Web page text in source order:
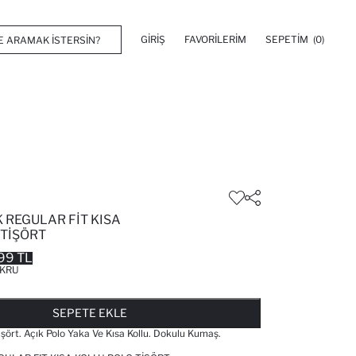
GIRIŞ FAVORILERIM SEPETIM (0)
FIT KISA
TL
SEPETE EKLE
Açık Polo Yaka Ve Kısa Kollu. Dokulu Kumaş.